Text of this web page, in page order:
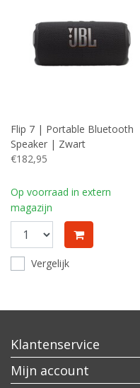
Flip 7 | Portable Bluetooth
Speaker | Zwart
€182,95
Op voorraad in extern
magazijn
Vergelijk
Klantenservice
Mijn account